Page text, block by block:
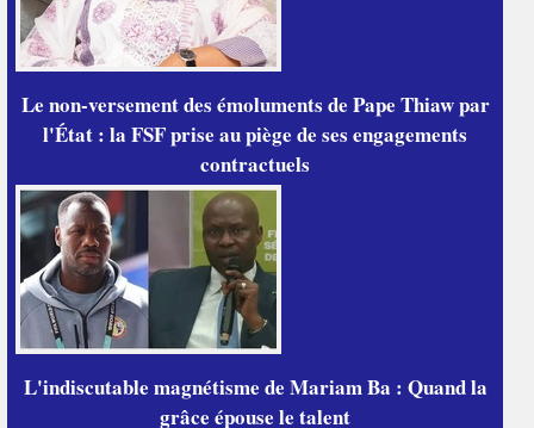
Le non-versement des émoluments de Pape Thiaw par
l'État : la FSF prise au piège de ses engagements
contractuels
L'indiscutable magnétisme de Mariam Ba : Quand la
grâce épouse le talent